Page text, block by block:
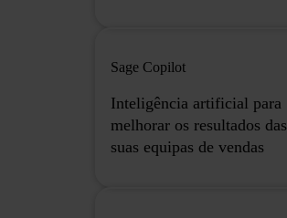
Sage Copilot
Inteligência artificial para
melhorar os resultados das
suas equipas de vendas